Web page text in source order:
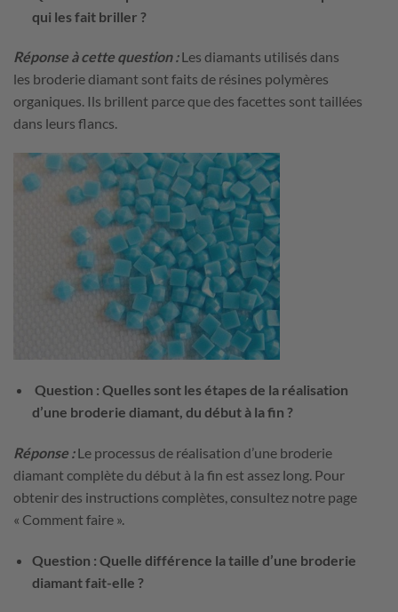
qui les fait briller ?
Réponse à cette question :Les diamants utilisés dans
les broderie diamant sont faits de résines polymères
organiques. Ils brillent parce que des facettes sont taillées
dans leurs flancs.
Question : Quelles sont les étapes de la réalisation
d’une broderie diamant, du début à la fin ?
Réponse : Le processus de réalisation d’une broderie
diamant complète du début à la fin est assez long. Pour
obtenir des instructions complètes, consultez notre page
« Comment faire ».
Question : Quelle différence la taille d’une broderie
diamant fait-elle ?